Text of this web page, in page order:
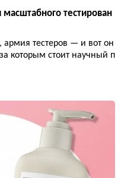
тестирован
армия тестеров — и вот он
которым стоит научный п